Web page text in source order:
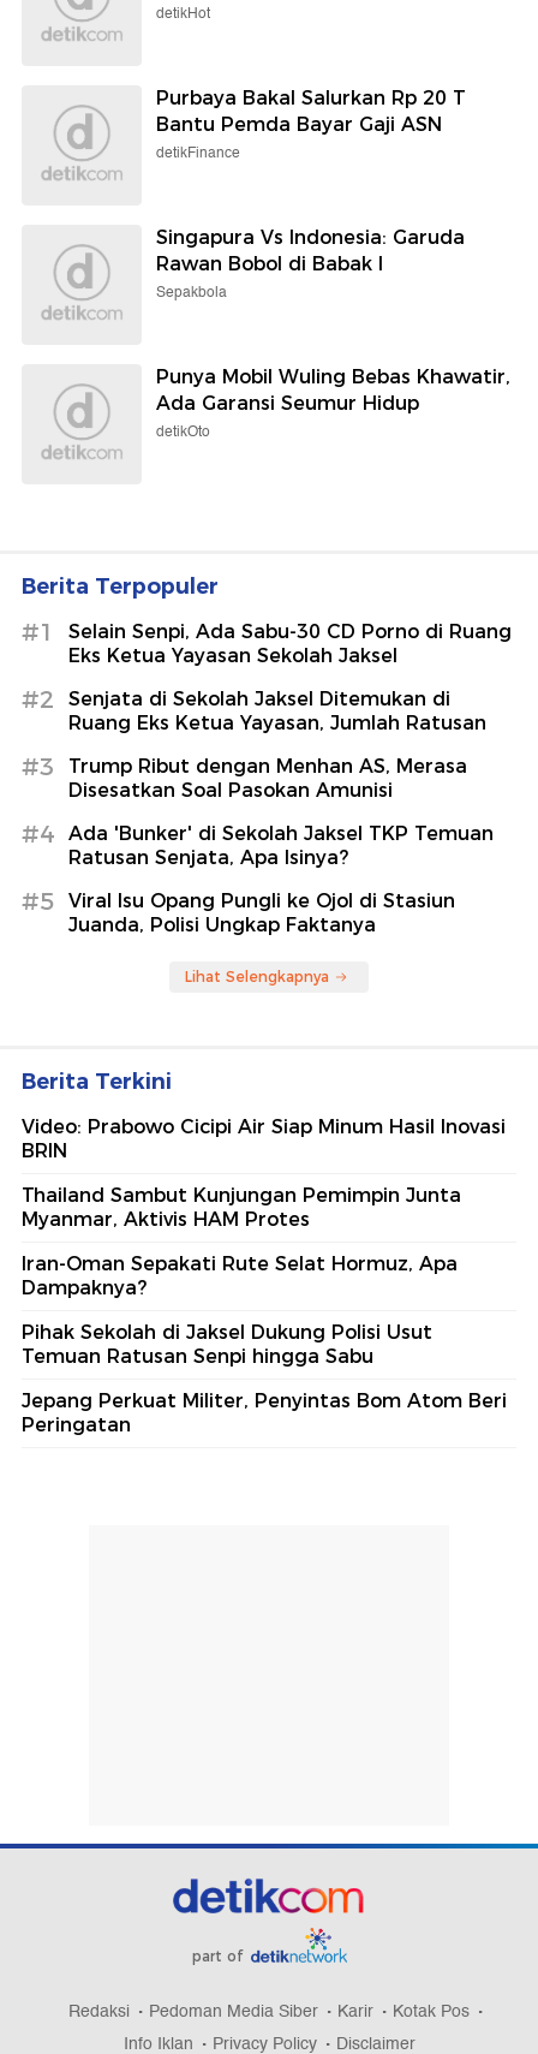
detikHot
Purbaya Bakal Salurkan Rp 20 T
Bantu Pemda Bayar Gaji ASN
detikFinance
Singapura Vs Indonesia: Garuda
Rawan Bobol di Babak I
Sepakbola
Punya Mobil Wuling Bebas Khawatir,
Ada Garansi Seumur Hidup
detikOto
Berita Terpopuler
#1
Selain Senpi, Ada Sabu-30 CD Porno di Ruang
Eks Ketua Yayasan Sekolah Jaksel
#2
Senjata di Sekolah Jaksel Ditemukan di
Ruang Eks Ketua Yayasan, Jumlah Ratusan
#3
Trump Ribut dengan Menhan AS, Merasa
Disesatkan Soal Pasokan Amunisi
#4
Ada 'Bunker' di Sekolah Jaksel TKP Temuan
Ratusan Senjata, Apa Isinya?
#5
Viral Isu Opang Pungli ke Ojol di Stasiun
Juanda, Polisi Ungkap Faktanya
Lihat Selengkapnya
Berita Terkini
Video: Prabowo Cicipi Air Siap Minum Hasil Inovasi
BRIN
Thailand Sambut Kunjungan Pemimpin Junta
Myanmar, Aktivis HAM Protes
Iran-Oman Sepakati Rute Selat Hormuz, Apa
Dampaknya?
Pihak Sekolah di Jaksel Dukung Polisi Usut
Temuan Ratusan Senpi hingga Sabu
Jepang Perkuat Militer, Penyintas Bom Atom Beri
Peringatan
part of
Redaksi Pedoman Media Siber Karir
Kotak Pos
Info Iklan
Privacy Policy Disclaimer